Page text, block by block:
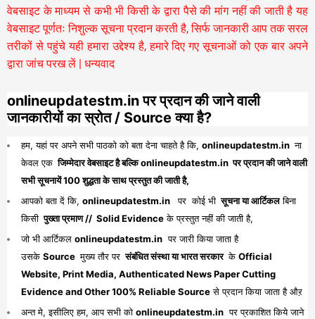
वेबसाइट के माध्यम से कभी भी किसी के द्वारा पैसे की मांग नहीं की जाती है यह
वेबसाइट पूर्णतः निशुल्क सूचना प्रदान करती है,सिर्फ जानकारी आप तक सरल
तरीकों से पहुंचे यही हमारा उद्देश्य है, हमारे दिए गए सूचनाओं को एक बार अपने
द्वारा जांच परख लें | धन्यवाद
onlineupdatestm.in पर प्रदान की जाने वाली
जानकारीयों का स्रोत / Source क्या है?
हम, यहां पर अपने सभी पाठको को बता देना चाहते है कि, onlineupdatestm.in ना
केवल एक जिम्मेदार वेबसाइट है बल्कि onlineupdatestm.in पर प्रदान की जाने वाली
सभी सूचनायें 100 शुद्धता के साथ प्रस्तुत की जाती है,
आपको बता दें कि, onlineupdatestm.in पर कोई भी सूचना या आर्टिकलबिना
किसी पुख्ता प्रमाण // Solid Evidenceके प्रस्तुत नहीं की जाती है,
जो भी आर्टिकल onlineupdatestm.in पर जारी किया जाता है
उसके Source मुख्य तौर पर संबंधित संस्था या भारत सरकार के Official
Website, Print Media, Authenticated News Paper Cutting
Evidence and Other 100% Reliable Sourceसे प्रदान किया जाता है औऱ
अन्त मे, इसीलिए हम, आप सभी को onlineupdatestm.in पर प्रकाशित किये जाने